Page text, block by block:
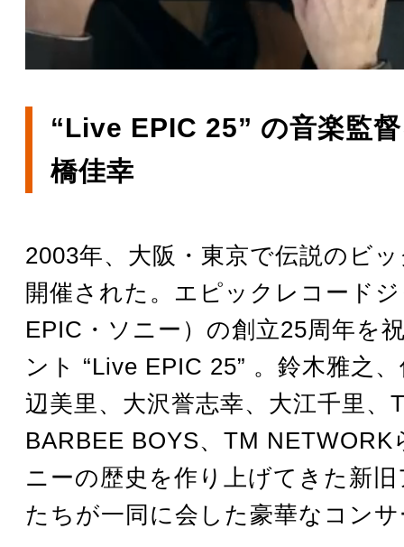
“Live EPIC 25” の音楽監
橋佳幸
2003年、大阪・東京で伝説のビ
開催された。エピックレコード
EPIC・ソニー）の創立25周年を
ント “Live EPIC 25” 。鈴木雅之
辺美里、大沢誉志幸、大江千里、
BARBEE BOYS、TM NETWORK
ニーの歴史を作り上げてきた新
たちが一同に会した豪華なコン